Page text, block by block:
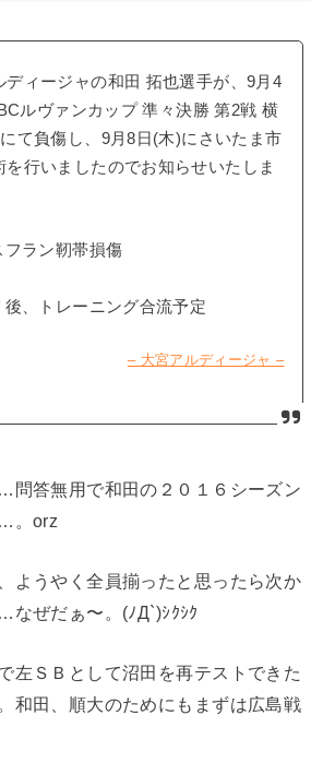
ディージャの和田 拓也選手が、9月4
ルヴァンカップ 準々決勝 第2戦 横
て負傷し、9月8日(木)にさいたま市
を行いましたのでお知らせいたしま
ラン靭帯損傷
、トレーニング合流予定
– 大宮アルディージャ –
問答無用で和田の２０１６シーズン
。orz
ようやく全員揃ったと思ったら次か
なぜだぁ〜。(ﾉД`)ｼｸｼｸ
左ＳＢとして沼田を再テストできた
和田、順大のためにもまずは広島戦